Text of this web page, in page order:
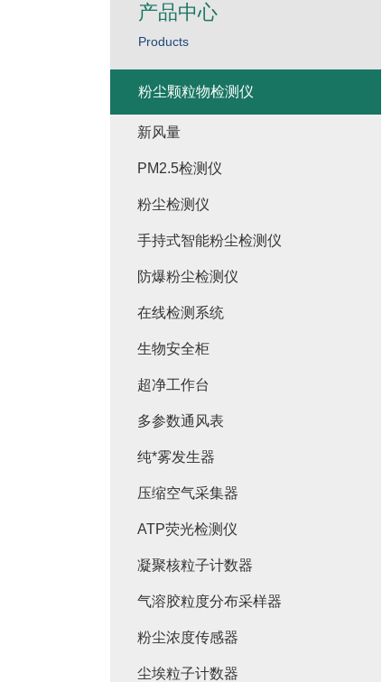
产品中心
Products
粉尘颗粒物检测仪
新风量
PM2.5检测仪
粉尘检测仪
手持式智能粉尘检测仪
防爆粉尘检测仪
在线检测系统
生物安全柜
超净工作台
多参数通风表
纯*雾发生器
压缩空气采集器
ATP荧光检测仪
凝聚核粒子计数器
气溶胶粒度分布采样器
粉尘浓度传感器
尘埃粒子计数器